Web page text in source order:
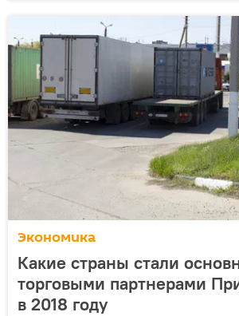
Экономика
Какие страны стали
торговыми партнерами
в 2018 году